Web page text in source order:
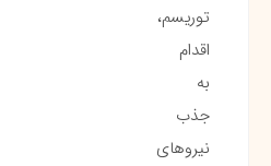
توریسم،
اقدام
به
جذب
نیروهای